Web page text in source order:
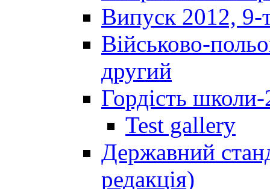
Випуск 2012, 9-
Військово-
другий
Гордість
Test gallery
Державний
редакція)